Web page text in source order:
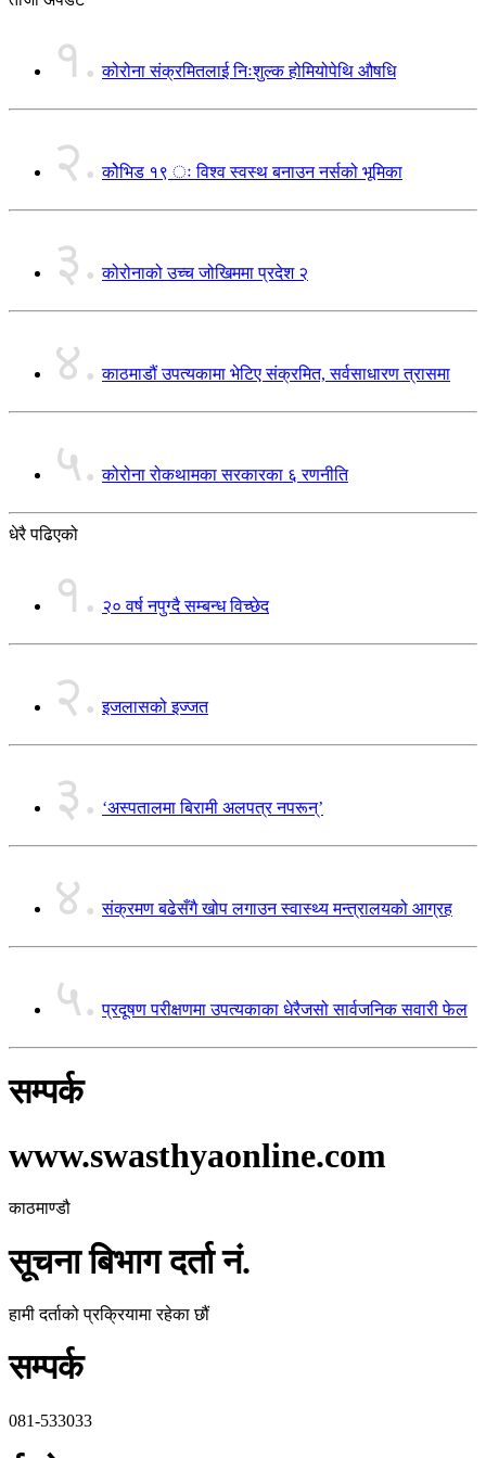
१. कोरोना संक्रमितलाई निःशुल्क होमियोपेथि औषधि
२. कोेभिड १९ ः विश्व स्वस्थ बनाउन नर्सको भूमिका
३. कोरोनाको उच्च जोखिममा प्रदेश २
४. काठमाडौं उपत्यकामा भेटिए संक्रमित, सर्वसाधारण त्रासमा
५. कोरोना रोकथामका सरकारका ६ रणनीति
धेरै पढिएको
१. २० वर्ष नपुग्दै सम्बन्ध विच्छेद
२. इजलासको इज्जत
३. ‘अस्पतालमा बिरामी अलपत्र नपरून्’
४. संक्रमण बढेसँगै खोप लगाउन स्वास्थ्य मन्त्रालयको आग्रह
५. प्रदूषण परीक्षणमा उपत्यकाका धेरैजसो सार्वजनिक सवारी फेल
सम्पर्क
www.swasthyaonline.com
काठमाण्डौ
सूचना बिभाग दर्ता नं.
हामी दर्ताको प्रक्रियामा रहेका छौं
सम्पर्क
081-533033